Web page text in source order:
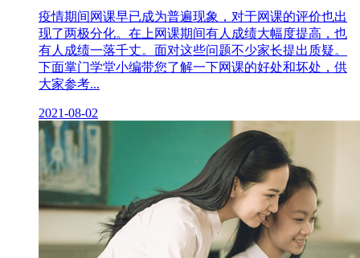
疫情期间网课早已成为普遍现象，对于网课的评价也出
现了两极分化。在上网课期间有人成绩大幅度提高，也
有人成绩一落千丈。面对这些问题不少家长提出质疑。
下面掌门学堂小编带您了解一下网课的好处和坏处，供
大家参考...
2021-08-02